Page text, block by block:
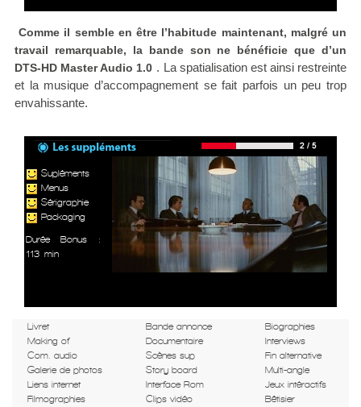
Comme il semble en être l’habitude maintenant, malgré un
travail remarquable, la bande son ne bénéficie que d’un
DTS-HD Master Audio 1.0 . La spatialisation est ainsi restreinte
et la musique d’accompagnement se fait parfois un peu trop
envahissante.
Supléments
Menus
Sérigraphie
Packaging
Durée Bonus :
113 min
Livret Bande annonce
Biographies
Making of
Documentaire
Interviews
Com. audio
Scènes sup
Fin alternative
Galerie de photos
Story board
Multi-angle
Liens internet
Interface Rom
Jeux intéractifs
Filmographies
Clips vidéo Bêtisier